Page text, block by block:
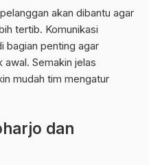
akan dibantu agar
tertib. Komunikasi
bagian penting agar
Semakin jelas
mudah tim mengatur
dan